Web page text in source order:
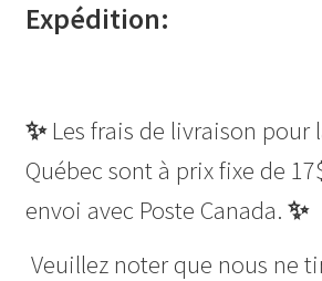
Expédition:
✨Les frais de livraison pour
Québec sont à prix fixe de
envoi avec Poste Canada. ✨
Veuillez noter que nous ne